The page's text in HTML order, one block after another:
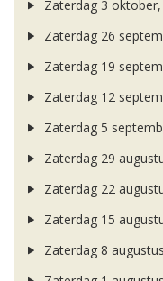
Zaterdag 3
Zaterdag 26
Zaterdag 19
Zaterdag 12
Zaterdag 5
Zaterdag 29
Zaterdag 22
Zaterdag 15
Zaterdag 8